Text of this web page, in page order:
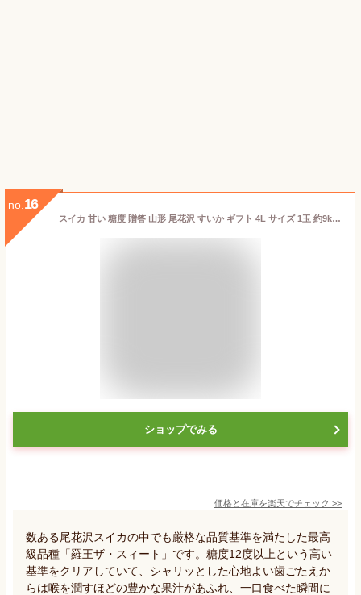
no. 16
スイカ 甘い 糖度 贈答 山形 尾花沢 すいか ギフト 4L サイズ 1玉 約9kg 山形 東海林農園 尾花沢スイカ 直送 西瓜 品種 羅王 ザ・スィート お供え お盆
ショップでみる
価格と在庫を楽天でチェック >>
数ある尾花沢スイカの中でも厳格な品質基準を満たした最高
級品種「羅王ザ・スィート」です。糖度12度以上という高い
基準をクリアしていて、シャリッとした心地よい歯ごたえか
らは喉を潤すほどの豊かな果汁があふれ、一口食べた瞬間に